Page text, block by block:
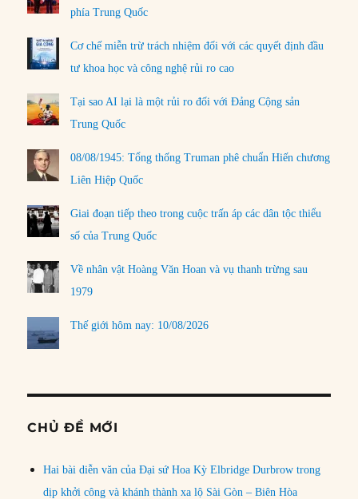
phía Trung Quốc
Cơ chế miễn trừ trách nhiệm đối với các quyết định đầu
tư khoa học và công nghệ rủi ro cao
Tại sao AI lại là một rủi ro đối với Đảng Cộng sản
Trung Quốc
08/08/1945: Tổng thống Truman phê chuẩn Hiến chương
Liên Hiệp Quốc
Giai đoạn tiếp theo trong cuộc trấn áp các dân tộc thiểu
số của Trung Quốc
Về nhân vật Hoàng Văn Hoan và vụ thanh trừng sau
1979
Thế giới hôm nay: 10/08/2026
CHỦ ĐỀ MỚI
Hai bài diễn văn của Đại sứ Hoa Kỳ Elbridge Durbrow trong
dịp khởi công và khánh thành xa lộ Sài Gòn – Biên Hòa